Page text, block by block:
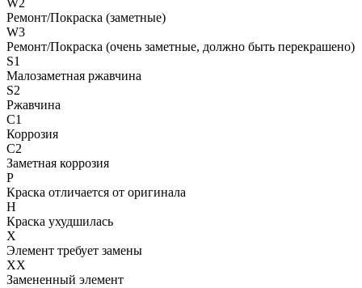
W2
Ремонт/Покраска (заметные)
W3
Ремонт/Покраска (очень заметные, должно быть перекрашено)
S1
Малозаметная ржавчина
S2
Ржавчина
C1
Коррозия
C2
Заметная коррозия
P
Краска отличается от оригинала
H
Краска ухудшилась
X
Элемент требует замены
XX
Замененный элемент